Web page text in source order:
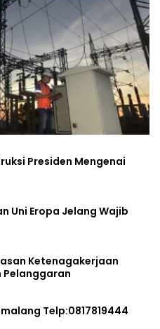
Presiden Mengenai
Uni Eropa Jelang Wajib
Ketenagakerjaan
Pelanggaran
Telp:0817819444